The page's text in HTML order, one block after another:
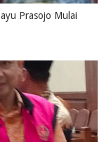
Prasojo Mulai